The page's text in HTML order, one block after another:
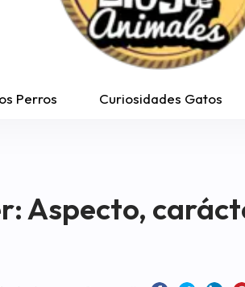
Perros Curiosidades Gatos
Aspecto,